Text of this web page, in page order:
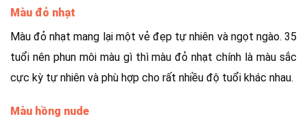
Màu đỏ nhạt
Màu đỏ nhạt mang lại một vẻ đẹp tự nhiên và ngọt ngào. 35
tuổi nên phun môi màu gì thì màu đỏ nhạt chính là màu sắc
cực kỳ tự nhiên và phù hợp cho rất nhiều độ tuổi khác nhau.
Màu hồng nude